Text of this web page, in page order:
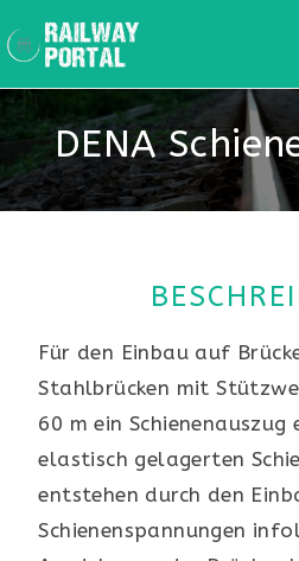
DENA
Für den Einbau auf
Stahlbrücken mit
60 m ein
elastisch gelagerten
entstehen durch den
Schienenspannungen